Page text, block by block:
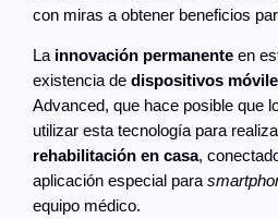
con miras a obtener beneficios
La innovación permanente en
existencia dedispositivos
Advanced, que hace posible que
utilizar esta tecnología para
rehabilitación en casa,
aplicación especial para
equipo médico.